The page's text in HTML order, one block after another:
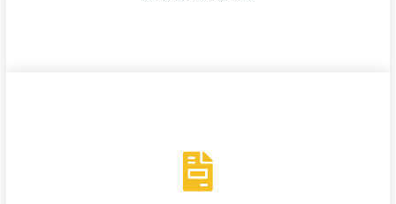
虚拟现实游戏体验
为玩家提供身临其境的VR游戏体验，支持多平台的VR硬件，打造